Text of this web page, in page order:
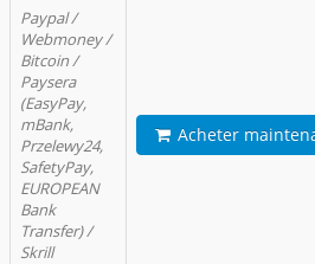
Paypal /
Webmoney /
Bitcoin /
Paysera
(EasyPay,
mBank,
Przelewy24,
SafetyPay,
EUROPEAN
Bank
Transfer) /
Skrill
Acheter